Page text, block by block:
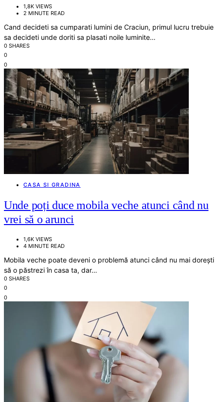
1,8K VIEWS
2 MINUTE READ
Cand decideti sa cumparati lumini de Craciun, primul lucru trebuie
sa decideti unde doriti sa plasati noile luminite…
0 SHARES
0
0
CASA SI GRADINA
Unde poți duce mobila veche atunci când nu
vrei să o arunci
1,6K VIEWS
4 MINUTE READ
Mobila veche poate deveni o problemă atunci când nu mai dorești
să o păstrezi în casa ta, dar…
0 SHARES
0
0